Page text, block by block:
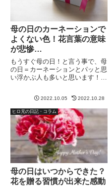
母の日のカーネーションで
よくない色！花言葉の意味
が悲惨…
もうすぐ母の日！と言う事で、母
の日＝カーネーションとパッと思
い浮かぶ人も多いと思います！し
て、ちょっとした疑問が…母の日
のカーネーションは、何故赤な
の？って、疑問が湧きました。ま
た、...
2022.10.05 2022.10.28
ヒロ兄の日記・コラム
母の日はいつからできた？
花を贈る習慣が出来た感動